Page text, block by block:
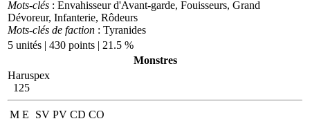
Mots-clés : Envahisseur d'Avant-garde, Fouisseurs, Grand
Dévoreur, Infanterie, Rôdeurs
Mots-clés de faction : Tyranides
5 unités | 430 points | 21.5 %
Monstres
Haruspex
125
M E SV PV CD CO